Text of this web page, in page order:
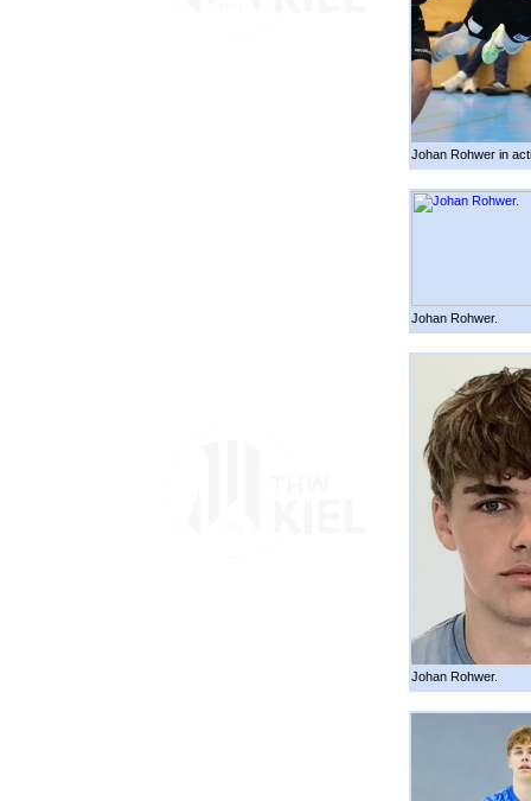
Johan Rohwer in
Johan Rohwer.
Johan Rohwer.